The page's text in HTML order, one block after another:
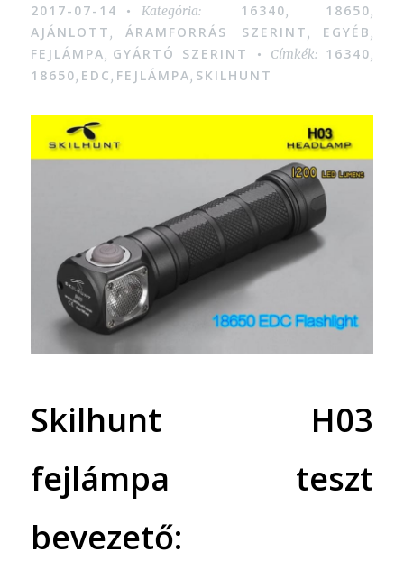
2017-07-14 Kategória: 16340, 18650,
AJÁNLOTT, ÁRAMFORRÁS SZERINT, EGYÉB,
FEJLÁMPA, GYÁRTÓ SZERINT Címkék: 16340,
18650, EDC, FEJLÁMPA, SKILHUNT
Skilhunt H03
fejlámpa teszt
bevezető: